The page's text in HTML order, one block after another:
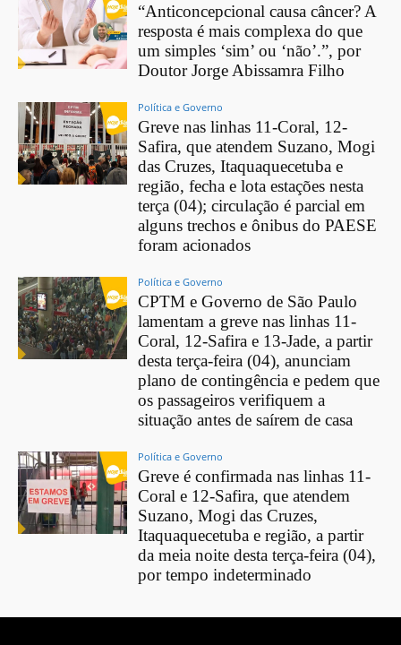
“Anticoncepcional causa câncer? A
resposta é mais complexa do que
um simples ‘sim’ ou ‘não’.”, por
Doutor Jorge Abissamra Filho
Política e Governo
Greve nas linhas 11-Coral, 12-
Safira, que atendem Suzano, Mogi
das Cruzes, Itaquaquecetuba e
região, fecha e lota estações nesta
terça (04); circulação é parcial em
alguns trechos e ônibus do PAESE
foram acionados
Política e Governo
CPTM e Governo de São Paulo
lamentam a greve nas linhas 11-
Coral, 12-Safira e 13-Jade, a partir
desta terça-feira (04), anunciam
plano de contingência e pedem que
os passageiros verifiquem a
situação antes de saírem de casa
Política e Governo
Greve é confirmada nas linhas 11-
Coral e 12-Safira, que atendem
Suzano, Mogi das Cruzes,
Itaquaquecetuba e região, a partir
da meia noite desta terça-feira (04),
por tempo indeterminado